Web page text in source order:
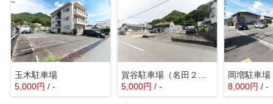
玉木駐車場
5,000円 / -
5,000円 / -
岡増駐車場
8,000円 / -